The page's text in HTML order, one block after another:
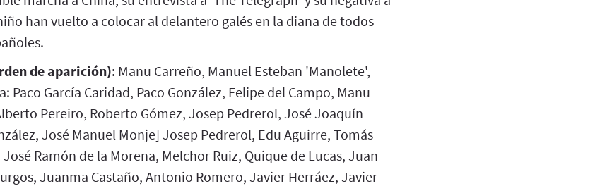
han vuelto a colocar al delantero galés en la diana de todos
de aparición): Manu Carreño, Manuel Esteban 'Manolete',
Paco García Caridad, Paco González, Felipe del Campo, Manu
Pereiro, Roberto Gómez, Josep Pedrerol, José Joaquín
José Manuel Monje] Josep Pedrerol, Edu Aguirre, Tomás
Ramón de la Morena, Melchor Ruiz, Quique de Lucas, Juan
Juanma Castaño, Antonio Romero, Javier Herráez, Javier